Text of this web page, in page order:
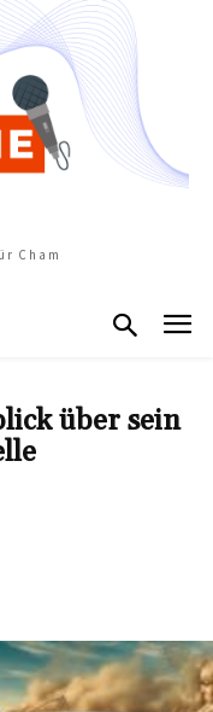
Cham
über sein